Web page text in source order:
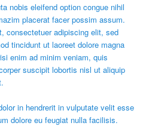
nobis eleifend option congue nihil
placerat facer possim assum.
consectetuer adipiscing elit, sed
tincidunt ut laoreet dolore magna
enim ad minim veniam, quis
suscipit lobortis nisl ut aliquip
in hendrerit in vulputate velit esse
dolore eu feugiat nulla facilisis.